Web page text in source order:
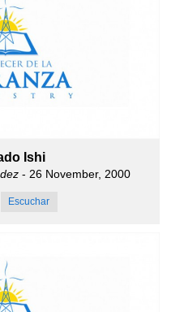
Ishi
- 26 November, 2000
Escuchar